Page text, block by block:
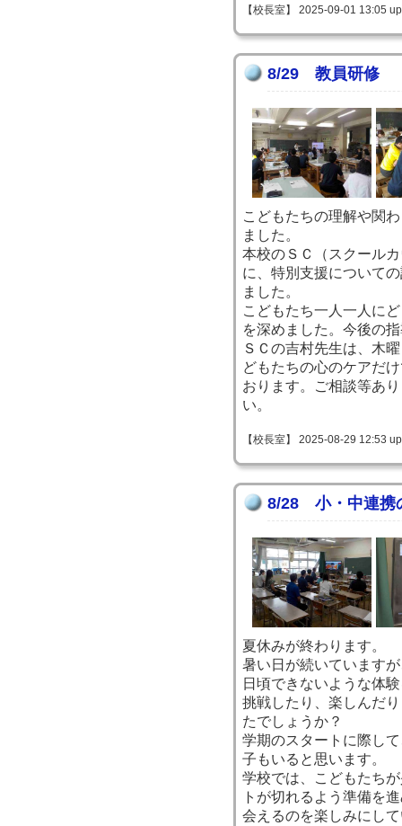
【校長室】 2025-09-01 13:05
8/29 教員研修
こどもたちの理解や関
ました。
本校のＳＣ（スクール
に、特別支援について
ました。
こどもたち一人一人に
を深めました。今後の
ＳＣの吉村先生は、木
どもたちの心のケアだ
おります。ご相談等あ
い。
【校長室】 2025-08-29 12:53
8/28 小・中連携
夏休みが終わります。
暑い日が続いています
日頃できないような体
挑戦したり、楽しんだ
たでしょうか？
学期のスタートに際し
子もいると思います。
学校では、こどもたち
トが切れるよう準備を
会えるのを楽しみにし